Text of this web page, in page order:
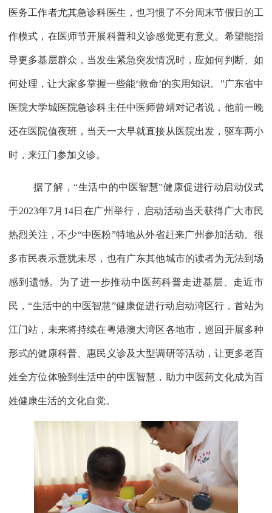
医务工作者尤其急诊科医生，也习惯了不分周末节假日的工
作模式，在医师节开展科普和义诊感觉更有意义。希望能指
导更多基层群众，当发生紧急突发情况时，应如何判断、如
何处理，让大家多掌握一些能‘救命’的实用知识。”广东省中
医院大学城医院急诊科主任中医师曾靖对记者说，他前一晚
还在医院值夜班，当天一大早就直接从医院出发，驱车两小
时，来江门参加义诊。
据了解，“生活中的中医智慧”健康促进行动启动仪式
于2023年7月14日在广州举行，启动活动当天获得广大市民
热烈关注，不少“中医粉”特地从外省赶来广州参加活动。很
多市民表示意犹未尽，也有广东其他城市的读者为无法到场
感到遗憾。为了进一步推动中医药科普走进基层、走近市
民，“生活中的中医智慧”健康促进行动启动湾区行，首站为
江门站，未来将持续在粤港澳大湾区各地市，巡回开展多种
形式的健康科普、惠民义诊及大型调研等活动，让更多老百
姓全方位体验到生活中的中医智慧，助力中医药文化成为百
姓健康生活的文化自觉。